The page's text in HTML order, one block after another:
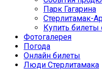
Парк Гагарина
Стерлитамак-
Купить билеты
Фотогалерея
Погода
Онлайн билеты
Люди Стерлитамака